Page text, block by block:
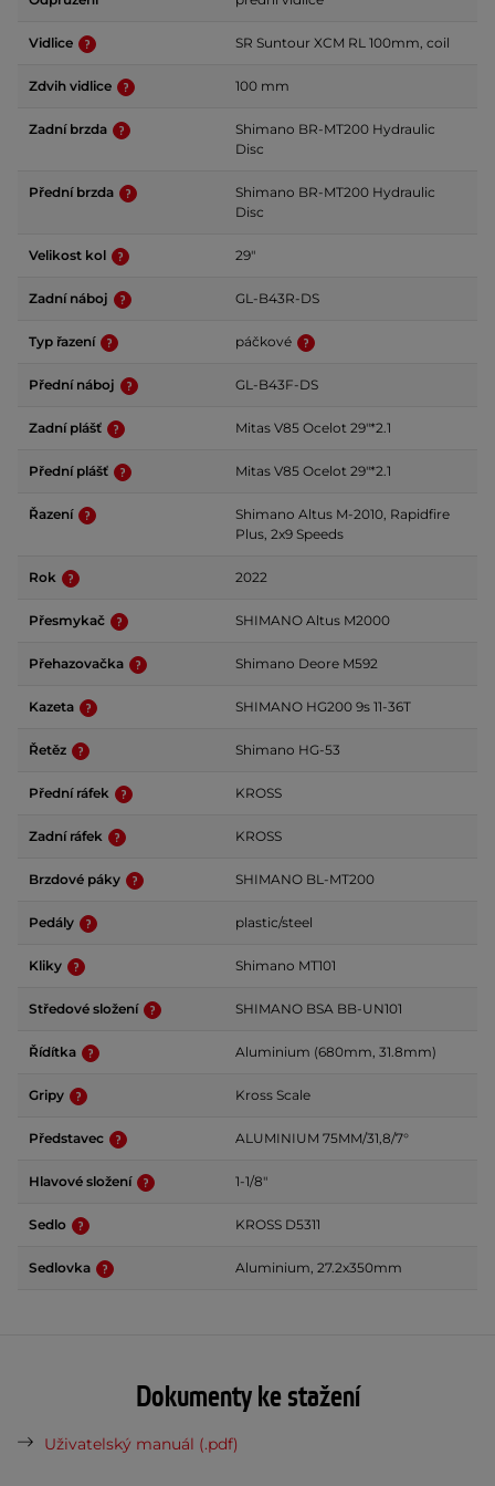
Vidlice SR Suntour XCM RL 100mm, coil
Zdvih vidlice 100 mm
Zadní brzda
Shimano BR-MT200 Hydraulic
Disc
Přední brzda
Shimano BR-MT200 Hydraulic
Disc
Velikost kol 29"
Zadní náboj GL-B43R-DS
Typ řazení páčkové
Přední náboj GL-B43F-DS
Zadní plášť Mitas V85 Ocelot 29"*2.1
Přední plášť Mitas V85 Ocelot 29"*2.1
Řazení
Shimano Altus M-2010, Rapidfire
Plus, 2x9 Speeds
Rok 2022
Přesmykač SHIMANO Altus M2000
Přehazovačka Shimano Deore M592
Kazeta SHIMANO HG200 9s 11-36T
Řetěz Shimano HG-53
Přední ráfek KROSS
Zadní ráfek KROSS
Brzdové páky SHIMANO BL-MT200
Pedály plastic/steel
Kliky Shimano MT101
Středové složení SHIMANO BSA BB-UN101
Řídítka Aluminium (680mm, 31.8mm)
Gripy Kross Scale
Představec ALUMINIUM 75MM/31,8/7°
Hlavové složení 1-1/8"
Sedlo KROSS D5311
Sedlovka Aluminium, 27.2x350mm
Dokumenty ke stažení
Uživatelský manuál (.pdf)